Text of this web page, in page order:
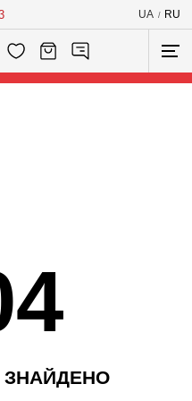
UA / RU
ЗНАЙДЕНО